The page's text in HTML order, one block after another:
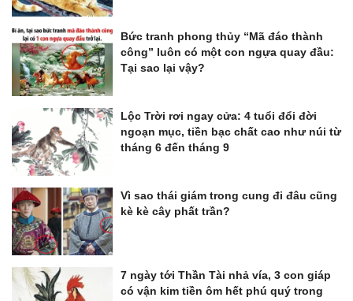
Bức tranh phong thủy “Mã đáo thành
công” luôn có một con ngựa quay đầu:
Tại sao lại vậy?
Lộc Trời rơi ngay cửa: 4 tuổi đổi đời
ngoạn mục, tiền bạc chất cao như núi từ
tháng 6 đến tháng 9
Vì sao thái giám trong cung đi đâu cũng
kè kè cây phất trần?
7 ngày tới Thần Tài nhả vía, 3 con giáp
có vận kim tiền ôm hết phú quý trong